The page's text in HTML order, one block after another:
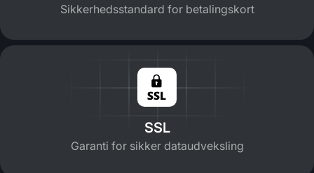
Sikkerhedsstandard for betalingskort
SSL
Garanti for sikker dataudveksling